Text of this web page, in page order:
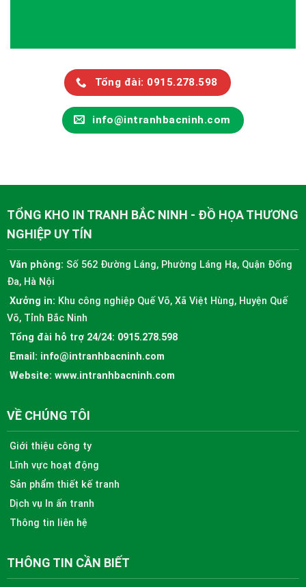
Tổng đài: 0915.278.598
info@intranhbacninh.com
TỔNG KHO IN TRANH BẮC NINH - ĐỒ HỌA THƯƠNG
NGHIỆP UY TÍN
Văn phòng: Số 562 Đường Láng, Phường Láng Hạ, Quận Đống
Đa, Hà Nội
Xưởng in: Khu công nghiệp Quế Võ, Xã Việt Hùng, Huyện Quế
Võ, Tỉnh Bắc Ninh
Tổng đài hỗ trợ 24/24: 0915.278.598
Email: info@intranhbacninh.com
Website: www.intranhbacninh.com
VỀ CHÚNG TÔI
Giới thiệu công ty
Lĩnh vực hoạt động
Sản phẩm thiết kế tranh
Dịch vụ In ấn tranh
Thông tin liên hệ
THÔNG TIN CẦN BIẾT